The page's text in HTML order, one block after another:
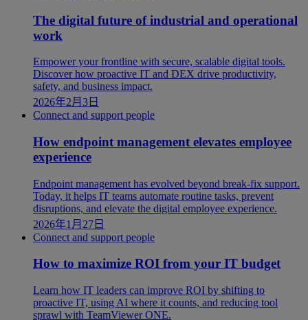
The digital future of industrial and operational
work
Empower your frontline with secure, scalable digital tools.
Discover how proactive IT and DEX drive productivity,
safety, and business impact.
2026年2月3日
Connect and support people
How endpoint management elevates employee
experience
Endpoint management has evolved beyond break-fix support.
Today, it helps IT teams automate routine tasks, prevent
disruptions, and elevate the digital employee experience.
2026年1月27日
Connect and support people
How to maximize ROI from your IT budget
Learn how IT leaders can improve ROI by shifting to
proactive IT, using AI where it counts, and reducing tool
sprawl with TeamViewer ONE.